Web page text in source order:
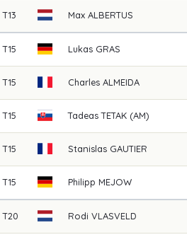
T13 Max ALBERTUS
T15 Lukas GRAS
T15 Charles ALMEIDA
T15 Tadeas TETAK (AM)
T15 Stanislas GAUTIER
T15 Philipp MEJOW
T20 Rodi VLASVELD